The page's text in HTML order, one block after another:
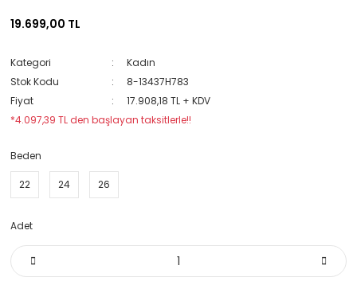
19.699,00 TL
Kategori
Kadın
Stok Kodu
8-13437H783
Fiyat
17.908,18 TL + KDV
*4.097,39 TL den başlayan taksitlerle!!
Beden
22 24 26
Adet